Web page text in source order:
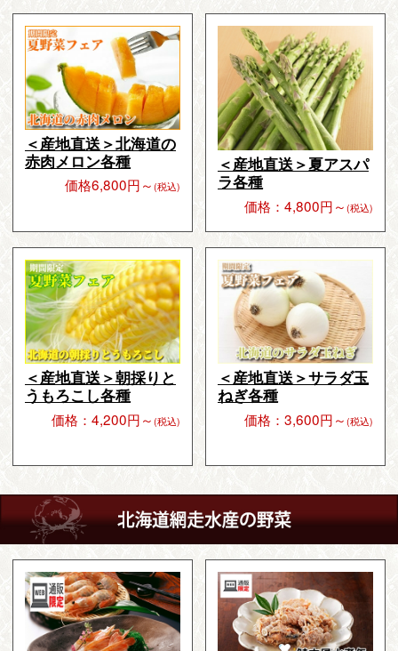
＜産地直送＞北海道の
赤肉メロン各種
価格6,800円～ (税込)
＜産地直送＞夏アスパ
ラ各種
価格：4,800円～ (税込)
＜産地直送＞朝採りと
うもろこし各種
価格：4,200円～ (税込)
＜産地直送＞サラダ玉
ねぎ各種
価格：3,600円～ (税込)